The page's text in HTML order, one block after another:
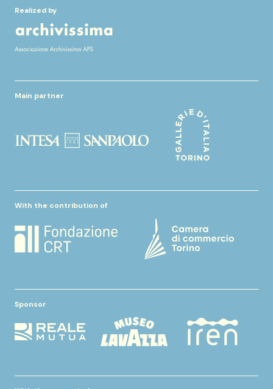
Realized by
Main partner
With the contribution of
Sponsor